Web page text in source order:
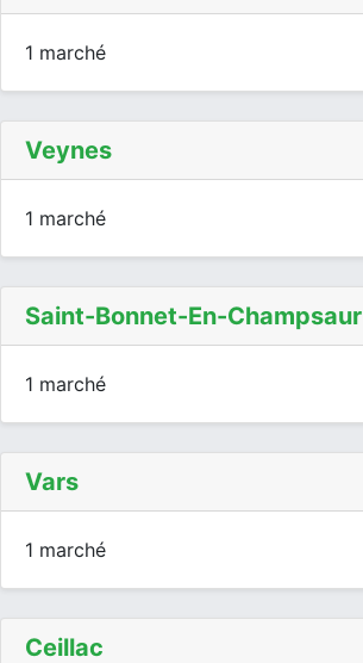
1 marché
Veynes
1 marché
Saint-Bonnet-En-Champsaur
1 marché
Vars
1 marché
Ceillac